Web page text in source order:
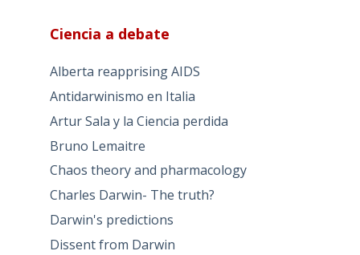
Ciencia a debate
Alberta reapprising AIDS
Antidarwinismo en Italia
Artur Sala y la Ciencia perdida
Bruno Lemaitre
Chaos theory and pharmacology
Charles Darwin- The truth?
Darwin's predictions
Dissent from Darwin